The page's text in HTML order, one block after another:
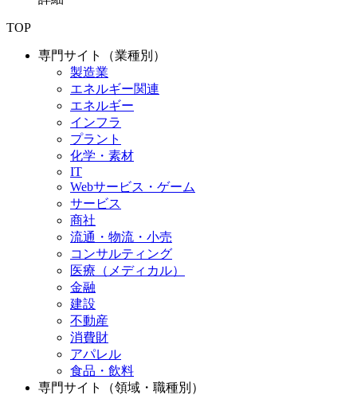
TOP
専門サイト（業種別）
製造業
エネルギー関連
エネルギー
インフラ
プラント
化学・素材
IT
Webサービス・ゲーム
サービス
商社
流通・物流・小売
コンサルティング
医療（メディカル）
金融
建設
不動産
消費財
アパレル
食品・飲料
専門サイト（領域・職種別）